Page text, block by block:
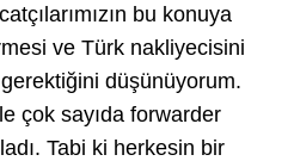
bu konuya
ve Türk nakliyecisini
düşünüyorum.
çok sayıda forwarder
Tabi ki herkesin bir